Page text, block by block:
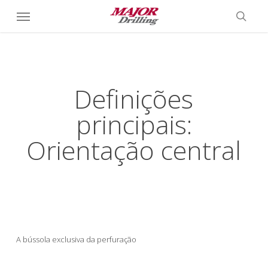
Menu
Definições
principais:
Orientação central
A bússola exclusiva da perfuração